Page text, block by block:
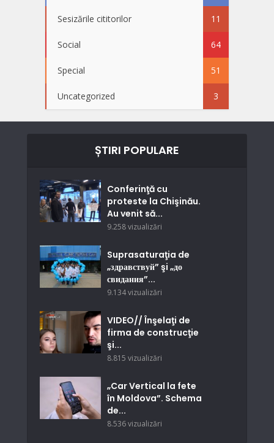
Sesizările cititorilor 11
Social 64
Special 51
Uncategorized 3
ȘTIRI POPULARE
Conferinţă cu
proteste la Chişinău.
Au venit să...
9.258 vizualizări
Suprasaturaţia de
„здравствуй” şi „до
свидания”...
9.134 vizualizări
VIDEO// Înşelaţi de
firma de construcţie
şi...
8.815 vizualizări
„Car Vertical la fete
în Moldova”. Schema
de...
8.536 vizualizări